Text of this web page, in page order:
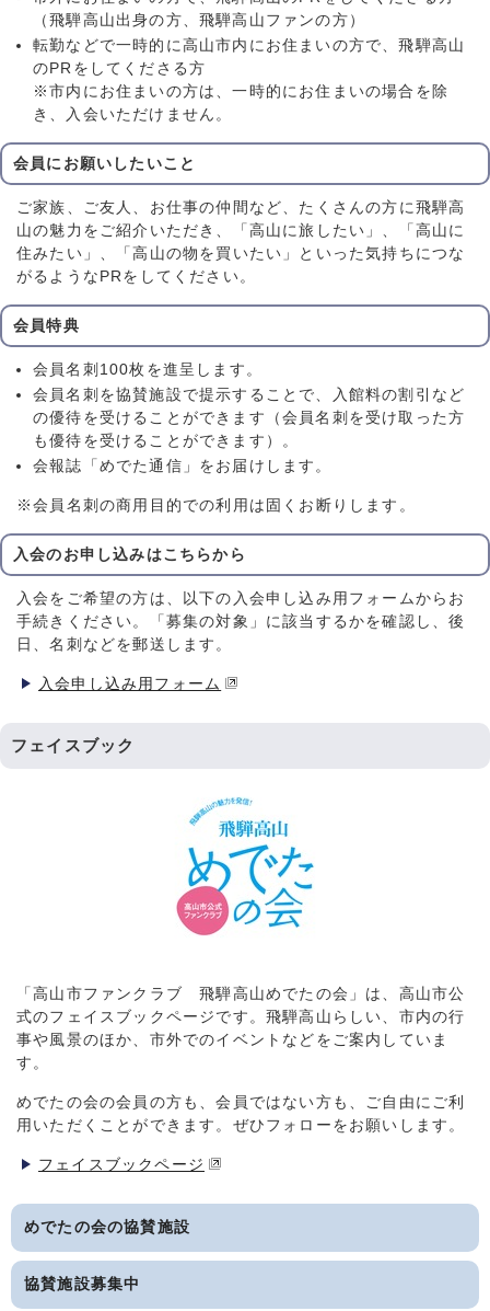
（飛騨高山出身の方、飛騨高山ファンの方）
転勤などで一時的に高山市内にお住まいの方で、飛騨高山
のPRをしてくださる方
※市内にお住まいの方は、一時的にお住まいの場合を除
き、入会いただけません。
会員にお願いしたいこと
ご家族、ご友人、お仕事の仲間など、たくさんの方に飛騨高
山の魅力をご紹介いただき、「高山に旅したい」、「高山に
住みたい」、「高山の物を買いたい」といった気持ちにつな
がるようなPRをしてください。
会員特典
会員名刺100枚を進呈します。
会員名刺を協賛施設で提示することで、入館料の割引など
の優待を受けることができます（会員名刺を受け取った方
も優待を受けることができます）。
会報誌「めでた通信」をお届けします。
※会員名刺の商用目的での利用は固くお断りします。
入会のお申し込みはこちらから
入会をご希望の方は、以下の入会申し込み用フォームからお
手続きください。「募集の対象」に該当するかを確認し、後
日、名刺などを郵送します。
入会申し込み用フォーム
フェイスブック
「高山市ファンクラブ 飛騨高山めでたの会」は、高山市公
式のフェイスブックページです。飛騨高山らしい、市内の行
事や風景のほか、市外でのイベントなどをご案内していま
す。
めでたの会の会員の方も、会員ではない方も、ご自由にご利
用いただくことができます。ぜひフォローをお願いします。
フェイスブックページ
めでたの会の協賛施設
協賛施設募集中